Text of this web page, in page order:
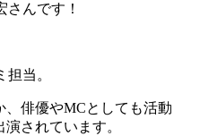
んです！
当。
俳優やMCとしても活動
されています。